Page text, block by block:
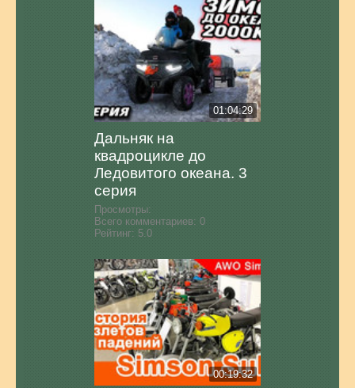
01:04:29
Дальняк на
квадроцикле до
Ледовитого океана. 3
серия
Просмотры:
Всего комментариев: 0
Рейтинг: 5.0
00:19:32